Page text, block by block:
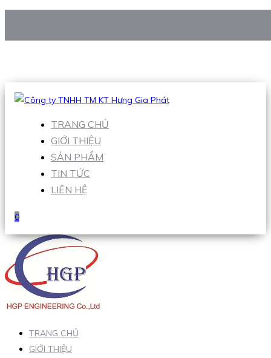
Hotline:0938 906 663
TRANG CHỦ
GIỚI THIỆU
SẢN PHẨM
TIN TỨC
LIÊN HỆ
0
TRANG CHỦ
GIỚI THIỆU